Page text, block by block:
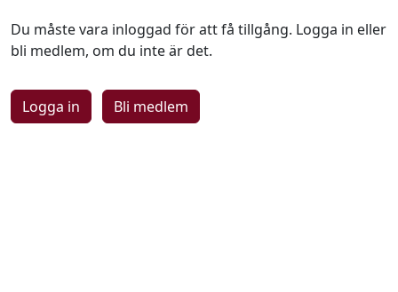
Du måste vara inloggad för att få tillgång. Logga in eller
bli medlem, om du inte är det.
Logga in